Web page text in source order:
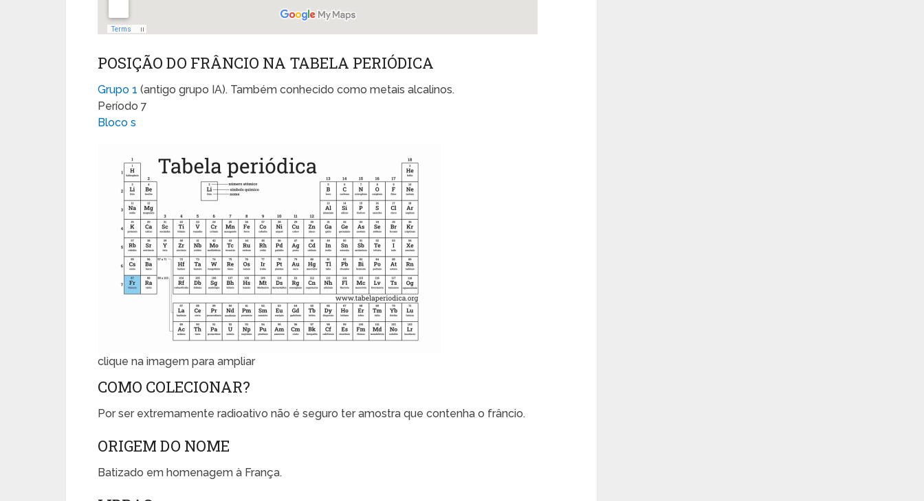
POSIÇÃO DO FRÂNCIO NA TABELA PERIÓDICA
Grupo 1 (antigo grupo IA). Também conhecido como metais alcalinos.
Período 7
Bloco s
clique na imagem para ampliar
COMO COLECIONAR?
Por ser extremamente radioativo não é seguro ter amostra que contenha o frâncio.
ORIGEM DO NOME
Batizado em homenagem à França.